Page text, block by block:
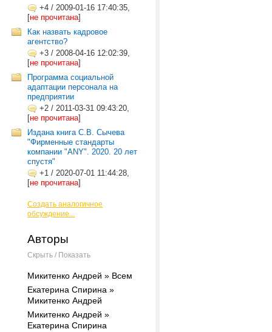
+4 / 2009-01-16 17:40:35,
[не прочитана]
Как назвать кадровое
агентство?
+3 / 2008-04-16 12:02:39,
[не прочитана]
Программа социальной
адаптации персонала на
предприятии
+2 / 2011-03-31 09:43:20,
[не прочитана]
Издана книга С.В. Сычева
"Фирменные стандарты
компании "ANY". 2020. 20 лет
спустя"
+1 / 2020-07-01 11:44:28,
[не прочитана]
Создать аналогичное
обсуждение...
Авторы
Скрыть / Показать
Микитенко Андрей » Всем
Екатерина Спирина »
Микитенко Андрей
Микитенко Андрей »
Екатерина Спирина